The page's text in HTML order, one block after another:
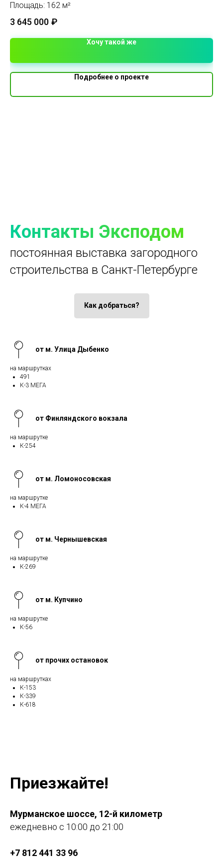
Площадь: 162 м²
3 645 000 ₽
Хочу такой же
Подробнее о проекте
Контакты Эксподом
постоянная выставка загородного
строительства в Санкт-Петербурге
Как добраться?
от м. Улица Дыбенко
на маршрутках
491
К-3 МЕГА
от Финляндского вокзала
на маршрутке
К-254
от м. Ломоносовская
на маршрутке
К-4 МЕГА
от м. Чернышевская
на маршрутке
К-269
от м. Купчино
на маршрутке
К-56
от прочих остановок
на маршрутках
К-153
К-339
К-618
Приезжайте!
Мурманское шоссе, 12-й километр
ежедневно с 10:00 до 21:00
+7 812 441 33 96